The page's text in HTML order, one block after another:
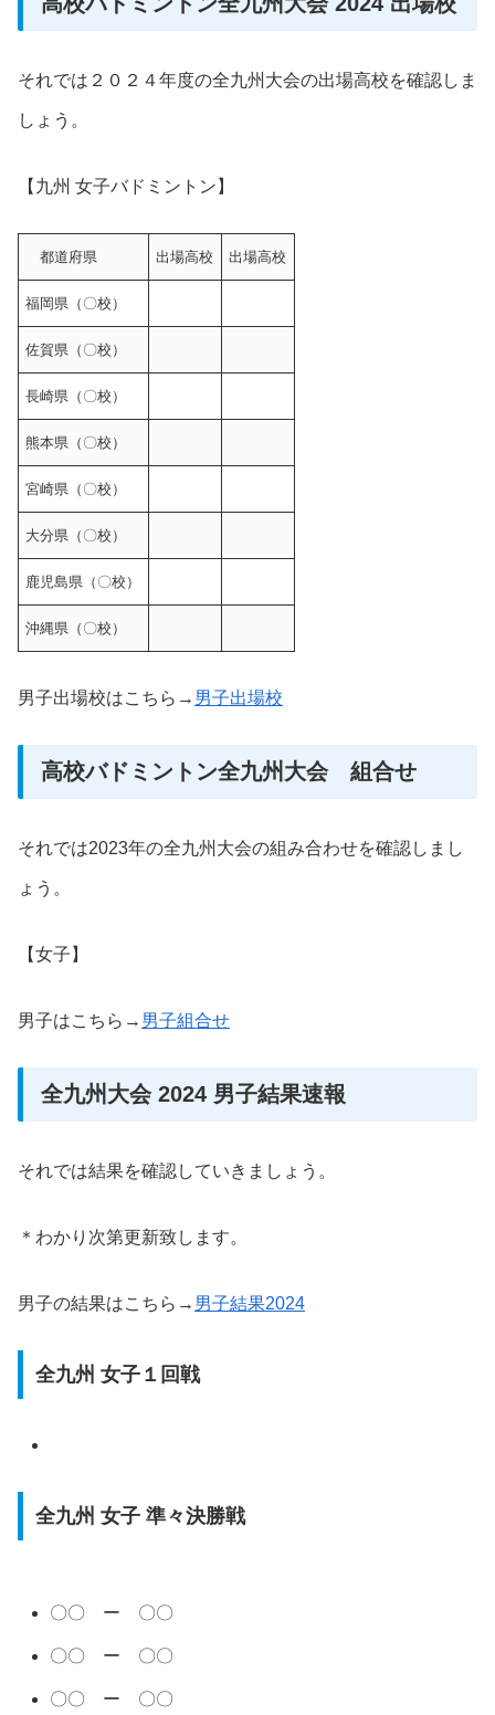
それでは２０２４年度の全九州大会の出場高校を確認しま
しょう。
【九州 女子バドミントン】
都道府県 出場高校 出場高校
福岡県（〇校）
佐賀県（〇校）
長崎県（〇校）
熊本県（〇校）
宮崎県（〇校）
大分県（〇校）
鹿児島県（〇校）
沖縄県（〇校）
男子出場校はこちら→ 男子出場校
高校バドミントン全九州大会 組合せ
それでは2023年の全九州大会の組み合わせを確認しまし
ょう。
【女子】
男子はこちら→ 男子組合せ
全九州大会 2024 男子結果速報
それでは結果を確認していきましょう。
＊わかり次第更新致します。
男子の結果はこちら→ 男子結果2024
全九州 女子１回戦
全九州 女子 準々決勝戦
〇〇 ー 〇〇
〇〇 ー 〇〇
〇〇 ー 〇〇